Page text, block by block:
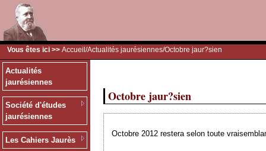
Vous êtes ici >> Accueil /Actualités jaurésiennes/Octobre jaur?sien
Actualités
jaurésiennes
Société d'études
jaurésiennes
Les Cahiers Jaurès
Octobre jaur?sien
Octobre 2012 restera selon toute